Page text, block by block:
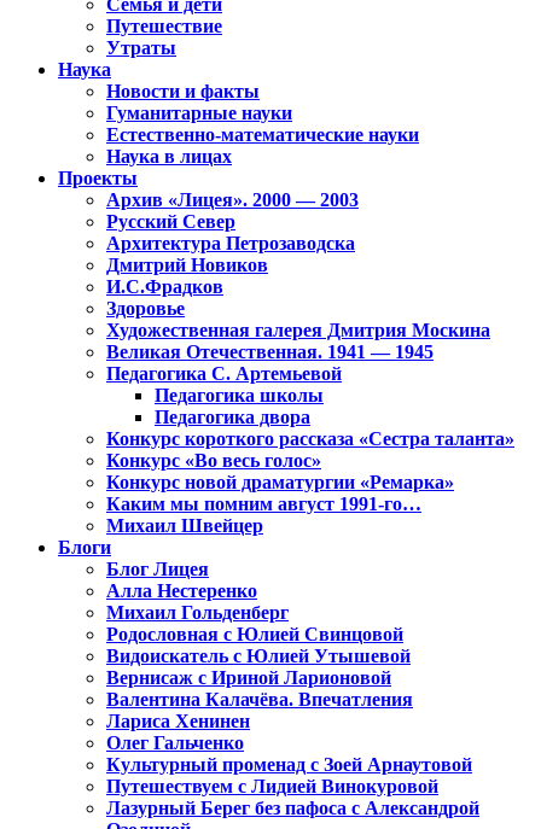
Семья и дети
Путешествие
Утраты
Наука
Новости и факты
Гуманитарные науки
Естественно-математические науки
Наука в лицах
Проекты
Архив «Лицея». 2000 — 2003
Русский Север
Архитектура Петрозаводска
Дмитрий Новиков
И.С.Фрадков
Здоровье
Художественная галерея Дмитрия Москина
Великая Отечественная. 1941 — 1945
Педагогика С. Артемьевой
Педагогика школы
Педагогика двора
Конкурс короткого рассказа «Сестра таланта»
Конкурс «Во весь голос»
Конкурс новой драматургии «Ремарка»
Каким мы помним август 1991-го…
Михаил Швейцер
Блоги
Блог Лицея
Алла Нестеренко
Михаил Гольденберг
Родословная с Юлией Свинцовой
Видоискатель с Юлией Утышевой
Вернисаж с Ириной Ларионовой
Валентина Калачёва. Впечатления
Лариса Хенинен
Олег Гальченко
Культурный променад с Зоей Арнаутовой
Путешествуем с Лидией Винокуровой
Лазурный Берег без пафоса с Александрой